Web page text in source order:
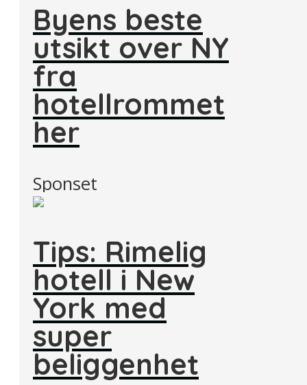
Byens beste
utsikt over NY
fra
hotellrommet
her
Sponset
Tips: Rimelig
hotell i New
York med
super
beliggenhet